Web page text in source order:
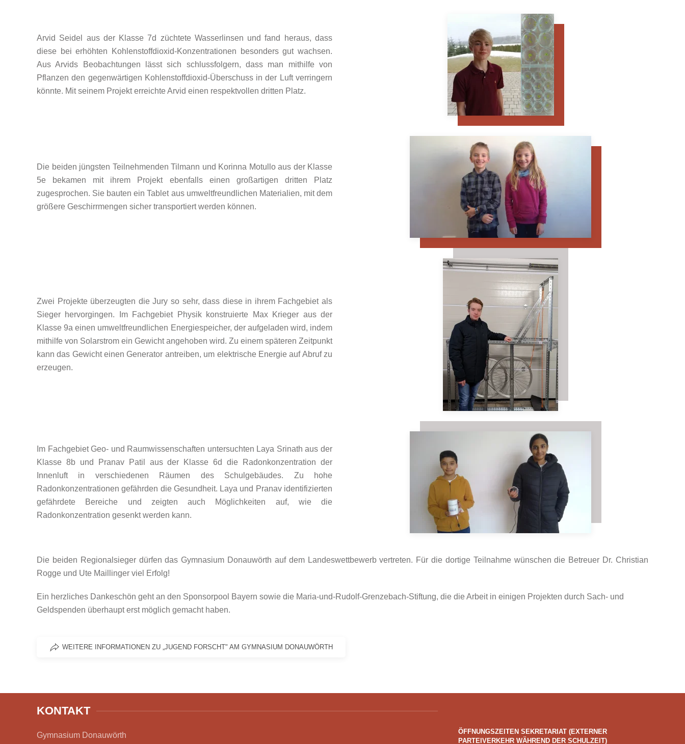
Arvid Seidel aus der Klasse 7d züchtete Wasserlinsen und fand heraus, dass
diese bei erhöhten Kohlenstoffdioxid-Konzentrationen besonders gut wachsen.
Aus Arvids Beobachtungen lässt sich schlussfolgern, dass man mithilfe von
Pflanzen den gegenwärtigen Kohlenstoffdioxid-Überschuss in der Luft verringern
könnte. Mit seinem Projekt erreichte Arvid einen respektvollen dritten Platz.
Die beiden jüngsten Teilnehmenden Tilmann und Korinna Motullo aus der Klasse
5e bekamen mit ihrem Projekt ebenfalls einen großartigen dritten Platz
zugesprochen. Sie bauten ein Tablet aus umweltfreundlichen Materialien, mit dem
größere Geschirrmengen sicher transportiert werden können.
Zwei Projekte überzeugten die Jury so sehr, dass diese in ihrem Fachgebiet als
Sieger hervorgingen. Im Fachgebiet Physik konstruierte Max Krieger aus der
Klasse 9a einen umweltfreundlichen Energiespeicher, der aufgeladen wird, indem
mithilfe von Solarstrom ein Gewicht angehoben wird. Zu einem späteren Zeitpunkt
kann das Gewicht einen Generator antreiben, um elektrische Energie auf Abruf zu
erzeugen.
Im Fachgebiet Geo- und Raumwissenschaften untersuchten Laya Srinath aus der
Klasse 8b und Pranav Patil aus der Klasse 6d die Radonkonzentration der
Innenluft in verschiedenen Räumen des Schulgebäudes. Zu hohe
Radonkonzentrationen gefährden die Gesundheit. Laya und Pranav identifizierten
gefährdete Bereiche und zeigten auch Möglichkeiten auf, wie die
Radonkonzentration gesenkt werden kann.
Die beiden Regionalsieger dürfen das Gymnasium Donauwörth auf dem Landeswettbewerb vertreten. Für die dortige Teilnahme wünschen die Betreuer Dr. Christian
Rogge und Ute Maillinger viel Erfolg!
Ein herzliches Dankeschön geht an den Sponsorpool Bayern sowie die Maria-und-Rudolf-Grenzebach-Stiftung, die die Arbeit in einigen Projekten durch Sach- und
Geldspenden überhaupt erst möglich gemacht haben.
WEITERE INFORMATIONEN ZU „JUGEND FORSCHT" AM GYMNASIUM DONAUWÖRTH
KONTAKT
Gymnasium Donauwörth
ÖFFNUNGSZEITEN SEKRETARIAT (EXTERNER
PARTEIVERKEHR WÄHREND DER SCHULZEIT)